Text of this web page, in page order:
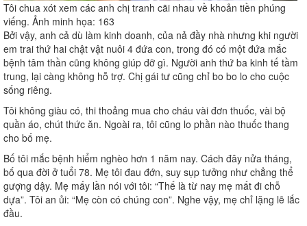
Tôi chua xót xem các anh chị tranh cãi nhau về khoản tiền phúng
viếng. Ảnh minh họa: 163
Bởi vậy, anh cả dù làm kinh doanh, của nả đầy nhà nhưng khi người
em trai thứ hai chật vật nuôi 4 đứa con, trong đó có một đứa mắc
bệnh tâm thần cũng không giúp đỡ gì. Người anh thứ ba kinh tế tầm
trung, lại càng không hỗ trợ. Chị gái tư cũng chỉ bo bo lo cho cuộc
sống riêng.
Tôi không giàu có, thi thoảng mua cho cháu vài đơn thuốc, vài bộ
quần áo, chút thức ăn. Ngoài ra, tôi cũng lo phần nào thuốc thang
cho bố mẹ.
Bố tôi mắc bệnh hiểm nghèo hơn 1 năm nay. Cách đây nửa tháng,
bố qua đời ở tuổi 78. Mẹ tôi đau đớn, suy sụp tưởng như chẳng thể
gượng dậy. Mẹ mấy lần nói với tôi: “Thế là từ nay mẹ mất đi chỗ
dựa”. Tôi an ủi: “Mẹ còn có chúng con”. Nghe vậy, mẹ chỉ lặng lẽ lắc
đầu.